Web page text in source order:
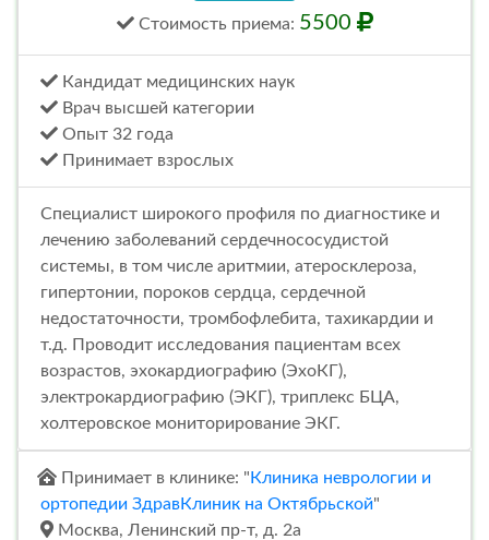
Стоимость приема: 5500
Кандидат медицинских наук
Врач высшей категории
Опыт 32 года
Принимает взрослых
Специалист широкого профиля по диагностике и
лечению заболеваний сердечнососудистой
системы, в том числе аритмии, атеросклероза,
гипертонии, пороков сердца, сердечной
недостаточности, тромбофлебита, тахикардии и
т.д. Проводит исследования пациентам всех
возрастов, эхокардиографию (ЭхоКГ),
электрокардиографию (ЭКГ), триплекс БЦА,
холтеровское мониторирование ЭКГ.
Принимает в клинике: " Клиника неврологии и
ортопедии ЗдравКлиник на Октябрьской"
Москва, Ленинский пр-т, д. 2а